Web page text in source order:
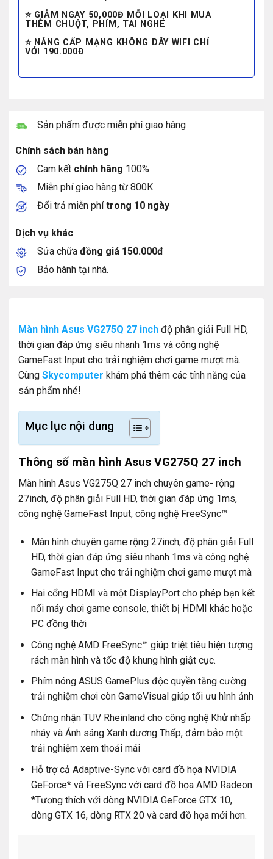
⭐ GIẢM NGAY 50,000Đ MỖI LOẠI KHI MUA
THÊM CHUỘT, PHÍM, TAI NGHE
⭐ NÂNG CẤP MẠNG KHÔNG DÂY WIFI CHỈ
VỚI 190.000Đ
Sản phẩm được miễn phí giao hàng
Chính sách bán hàng
Cam kết chính hãng 100%
Miễn phí giao hàng từ 800K
Đổi trả miễn phítrong 10 ngày
Dịch vụ khác
Sửa chữa đồng giá 150.000đ
Bảo hành tại nhà.
Màn hình Asus VG275Q 27 inch độ phân giải Full HD,
thời gian đáp ứng siêu nhanh 1ms và công nghệ
GameFast Input cho trải nghiệm chơi game mượt mà.
Cùng Skycomputer khám phá thêm các tính năng của
sản phẩm nhé!
Mục lục nội dung
Thông số màn hình Asus VG275Q 27 inch
Màn hình Asus VG275Q 27 inch chuyên game- rộng
27inch, độ phân giải Full HD, thời gian đáp ứng 1ms,
công nghệ GameFast Input, công nghệ FreeSync™
Màn hình chuyên game rộng 27inch, độ phân giải Full
HD, thời gian đáp ứng siêu nhanh 1ms và công nghệ
GameFast Input cho trải nghiệm chơi game mượt mà
Hai cổng HDMI và một DisplayPort cho phép bạn kết
nối máy chơi game console, thiết bị HDMI khác hoặc
PC đồng thời
Công nghệ AMD FreeSync™ giúp triệt tiêu hiện tượng
rách màn hình và tốc độ khung hình giật cục.
Phím nóng ASUS GamePlus độc quyền tăng cường
trải nghiệm chơi còn GameVisual giúp tối ưu hình ảnh
Chứng nhận TUV Rheinland cho công nghệ Khử nhấp
nháy và Ánh sáng Xanh dương Thấp, đảm bảo một
trải nghiệm xem thoải mái
Hỗ trợ cả Adaptive-Sync với card đồ họa NVIDIA
GeForce* và FreeSync với card đồ họa AMD Radeon
*Tương thích với dòng NVIDIA GeForce GTX 10,
dòng GTX 16, dòng RTX 20 và card đồ họa mới hơn.